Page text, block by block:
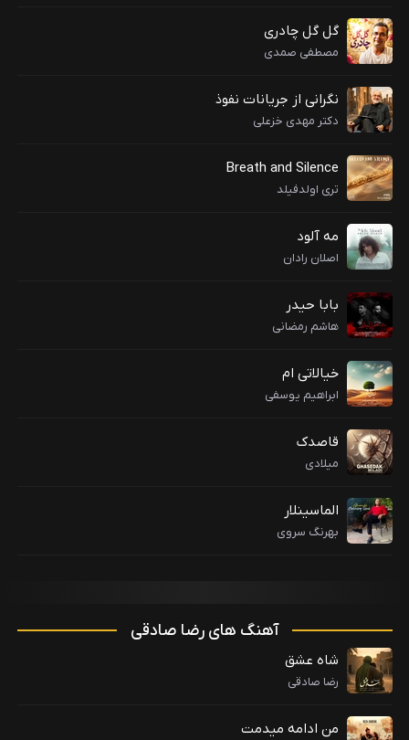
گل گل چادری
مصطفی صمدی
نگرانی از جریانات نفوذ
دکتر مهدی خزعلی
Breath and Silence
تری اولدفیلد
مه آلود
اصلان رادان
بابا حیدر
هاشم رمضانی
خیالاتی ام
ابراهیم یوسفی
قاصدک
میلادی
الماسینلار
بهرنگ سروی
آهنگ های رضا صادقی
شاه عشق
رضا صادقی
من ادامه میدمت